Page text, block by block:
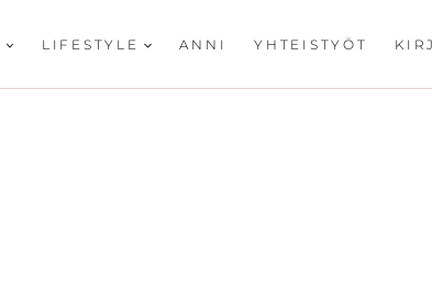
LIFESTYLE ANNI YHTEISTYÖT